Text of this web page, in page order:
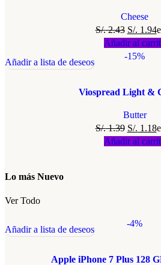
Cheese
S/.2.43 S/. 1.94
Añadir al
-15%
Añadir a lista de deseos
Viospread Light &
Butter
S/.1.39 S/. 1.18
Añadir al
Lo más Nuevo
Ver Todo
-4%
Añadir a lista de deseos
Apple iPhone 7 Plus 128